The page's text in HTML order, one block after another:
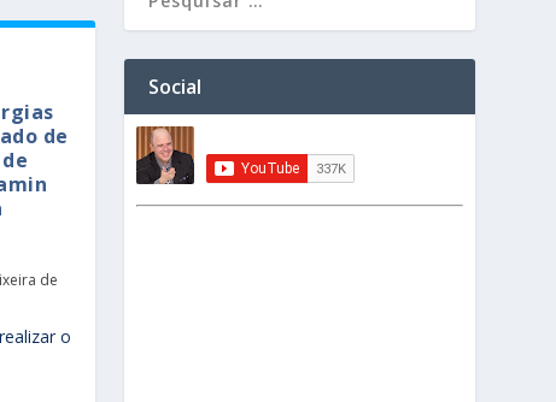
de
de
o
Social